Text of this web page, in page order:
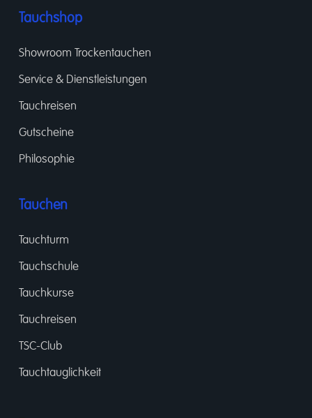
Tauchshop
Showroom Trockentauchen
Service & Dienstleistungen
Tauchreisen
Gutscheine
Philosophie
Tauchen
Tauchturm
Tauchschule
Tauchkurse
Tauchreisen
TSC-Club
Tauchtauglichkeit